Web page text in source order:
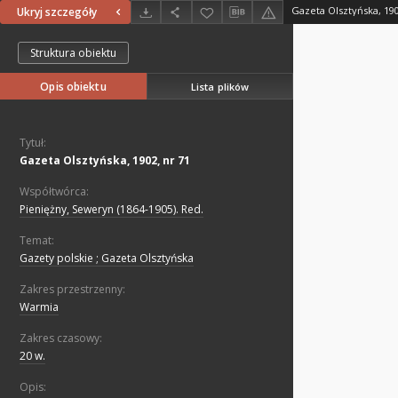
Ukryj szczegóły Gazeta Olsztyńska,
Struktura obiektu
Opis obiektu Lista plików
Tytuł:
Gazeta Olsztyńska, 1902, nr 71
Współtwórca:
Pieniężny, Seweryn (1864-1905). Red.
Temat:
Gazety polskie ; Gazeta Olsztyńska
Zakres przestrzenny:
Warmia
Zakres czasowy:
20 w.
Opis: